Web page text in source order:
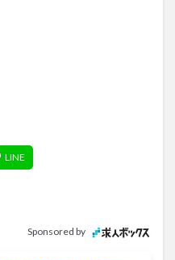
Sponsored by